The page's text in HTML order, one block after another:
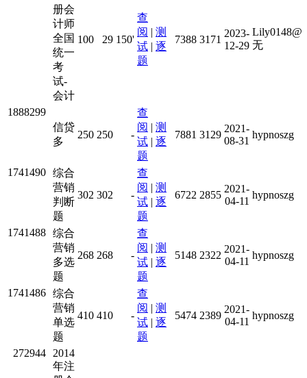
册会
计师
全国
统一
考
试-
会计
100 29 150'
查
阅 | 测
试 | 逐
题
7388 3171
2023-
12-29
Lily0148@
无
1888299
信贷
多
250 250 -
查
阅 | 测
试 | 逐
题
7881 3129
2021-
08-31
hypnoszg
1741490 综合
营销
判断
题
302 302 -
查
阅 | 测
试 | 逐
题
6722 2855
2021-
04-11
hypnoszg
1741488 综合
营销
多选
题
268 268 -
查
阅 | 测
试 | 逐
题
5148 2322
2021-
04-11
hypnoszg
1741486 综合
营销
单选
题
410 410 -
查
阅 | 测
试 | 逐
题
5474 2389
2021-
04-11
hypnoszg
272944
2014
年注